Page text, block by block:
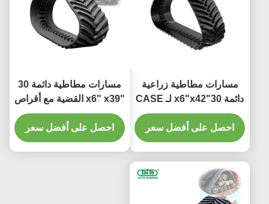
مسارات مطاطية زراعية
دائمة 30"x6"x42 لـ CASE
STX Quadtrac مع قوة
سحب عالية ومحركات
محركات معززة
احصل على أفضل سعر
مسارات مطاطية دائمة 30
"x6" x39 القضية مع أقراص
محرك معززة والعصابة
العالية للقضية IH 9300
احصل على أفضل سعر